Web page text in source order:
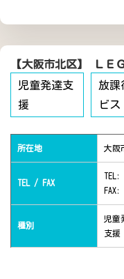
【大阪市北区】 Ｌ
児童発達支
援
放課
ビス
所在地 大阪
TEL / FAX
FAX:
種別
児童
支援